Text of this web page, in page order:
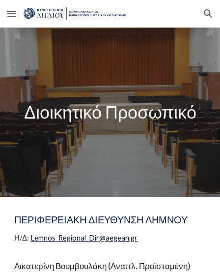
Skip to main content Skip to navigation
Διοικητικό Προσωπικό
ΠΕΡΙΦΕΡΕΙΑΚΗ ΔΙΕΥΘΥΝΣΗ ΛΗΜΝΟΥ
Η/Δ: Lemnos_Regional_Dir@aegean.gr
Αικατερίνη Βουμβουλάκη (Αναπλ. Προϊσταμένη)